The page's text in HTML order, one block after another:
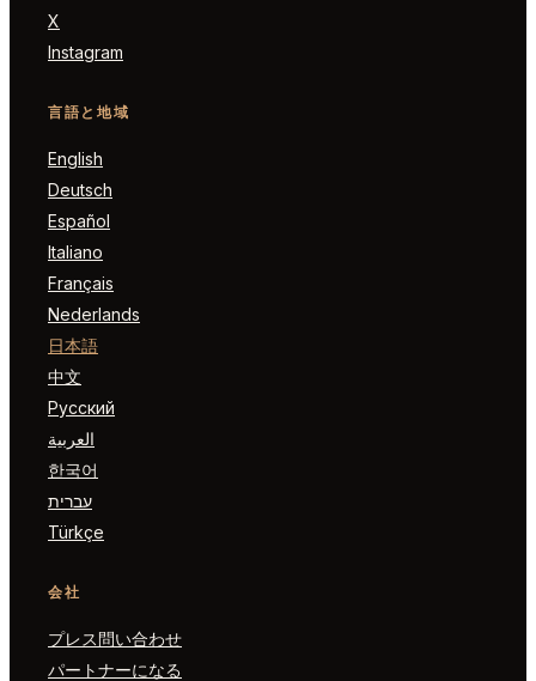
X
Instagram
言語と地域
English
Deutsch
Español
Italiano
Français
Nederlands
日本語
中文
Русский
العربية
한국어
עברית
Türkçe
会社
プレス問い合わせ
パートナーになる